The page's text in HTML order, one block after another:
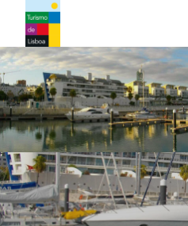
Logo do Turismo de Lisboa